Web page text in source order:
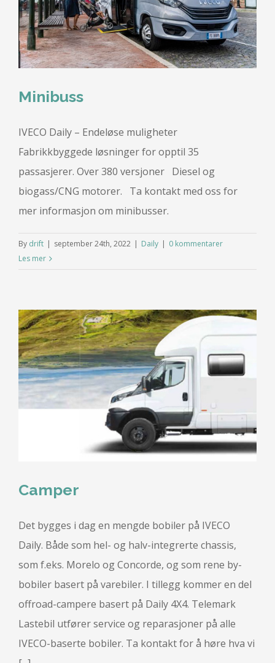
Minibuss
IVECO Daily – Endeløse muligheter
Fabrikkbyggede løsninger for opptil 35
passasjerer. Over 380 versjoner Diesel og
biogass/CNG motorer. Ta kontakt med oss for
mer informasjon om minibusser.
By drift | september 24th, 2022 | Daily | 0 kommentarer
Les mer
Camper
Det bygges i dag en mengde bobiler på IVECO
Daily. Både som hel- og halv-integrerte chassis,
som f.eks. Morelo og Concorde, og som rene by-
bobiler basert på varebiler. I tillegg kommer en del
offroad-campere basert på Daily 4X4. Telemark
Lastebil utfører service og reparasjoner på alle
IVECO-baserte bobiler. Ta kontakt for å høre hva vi